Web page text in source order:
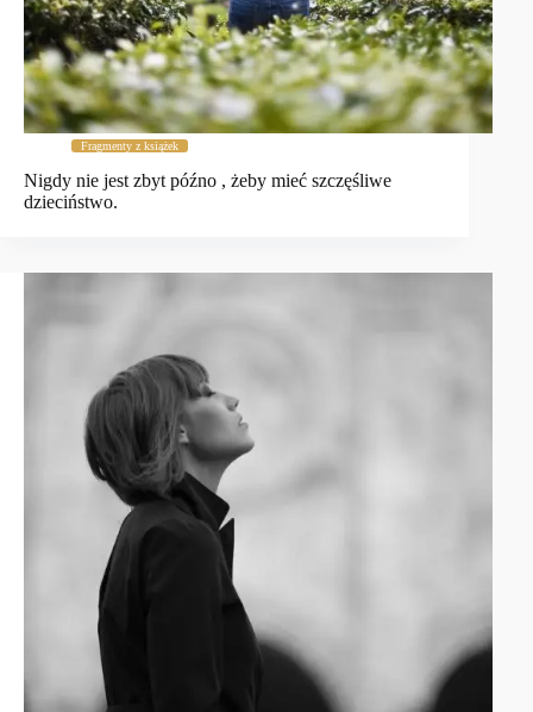
Fragmenty z książek
Nigdy nie jest zbyt późno , żeby mieć szczęśliwe
dzieciństwo.